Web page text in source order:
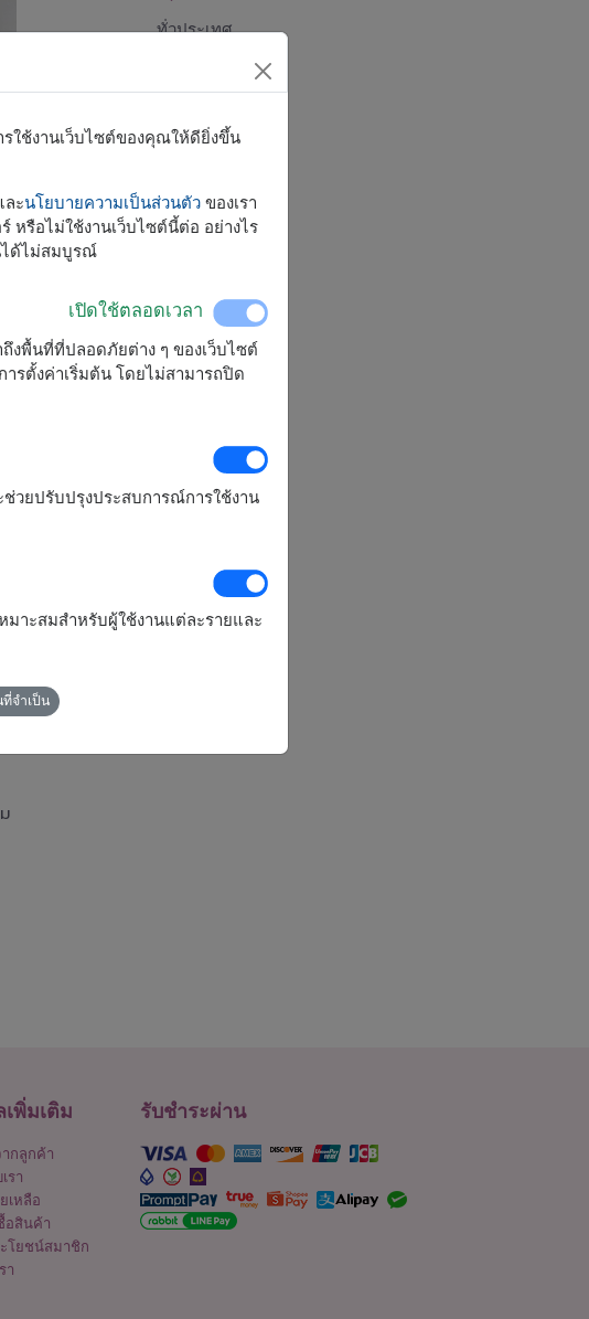
ทั่วประเทศ
พิ่มเติม
กลูกค้า
รา
เหลือ
อสินค้า
โยชน์สมาชิก
า
รับชำระผ่าน
ใช้งานเว็บไซต์ของคุณให้ดียิ่งขึ้น
ละนโยบายความเป็นส่วนตัว ของเรา
หรือไม่ใช้งานเว็บไซต์นี้ต่อ อย่างไร
ได้ไม่สมบูรณ์
เปิดใช้ตลอดเวลา
งพื้นที่ที่ปลอดภัยต่าง ๆ ของเว็บไซต์
รตั้งค่าเริ่มต้น โดยไม่สามารถปิด
ช่วยปรับปรุงประสบการณ์การใช้งาน
าะสมสำหรับผู้ใช้งานแต่ละรายและ
จำเป็น